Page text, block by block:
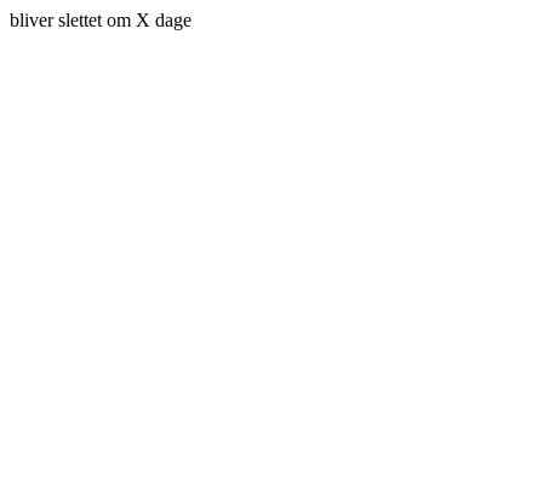
bliver slettet om X dage